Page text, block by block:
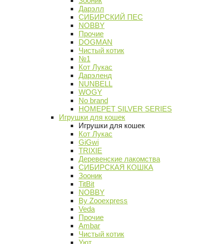
Дарэлл
СИБИРСКИЙ ПЕС
NOBBY
Прочие
DOGMAN
Чистый котик
№1
Кот Лукас
Дарэленд
NUNBELL
WOGY
No brand
HOMEPET SILVER SERIES
Игрушки для кошек
Игрушки для кошек
Кот Лукас
GiGwi
TRIXIE
Деревенские лакомства
СИБИРСКАЯ КОШКА
Зооник
TitBit
NOBBY
By Zooexpress
Veda
Прочие
Ambar
Чистый котик
Уют